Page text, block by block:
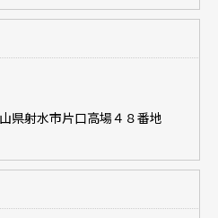
県射水市片口高場４８番地